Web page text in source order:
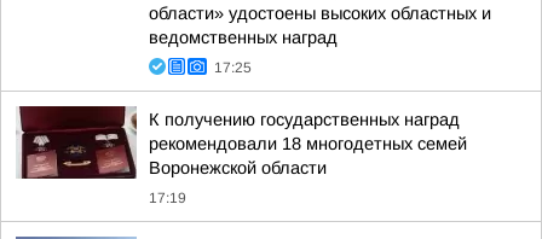
области» удостоены высоких областных и
ведомственных наград
17:25
К получению государственных наград
рекомендовали 18 многодетных семей
Воронежской области
17:19